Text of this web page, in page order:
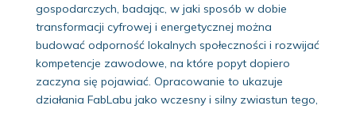
gospodarczych, badając, w jaki sposób w dobie
transformacji cyfrowej i energetycznej można
budować odporność lokalnych społeczności i rozwijać
kompetencje zawodowe, na które popyt dopiero
zaczyna się pojawiać. Opracowanie to ukazuje
działania FabLabu jako wczesny i silny zwiastun tego,